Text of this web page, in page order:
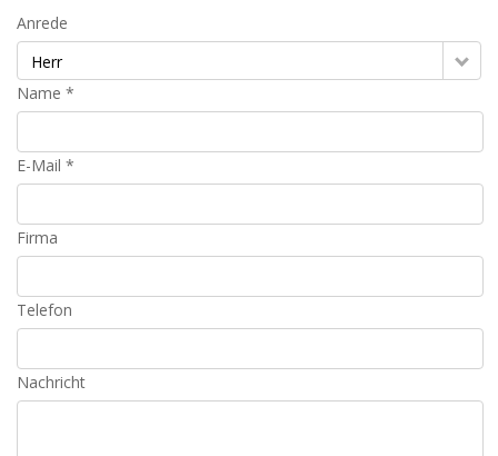
Anrede
Herr
Name *
E-Mail *
Firma
Telefon
Nachricht